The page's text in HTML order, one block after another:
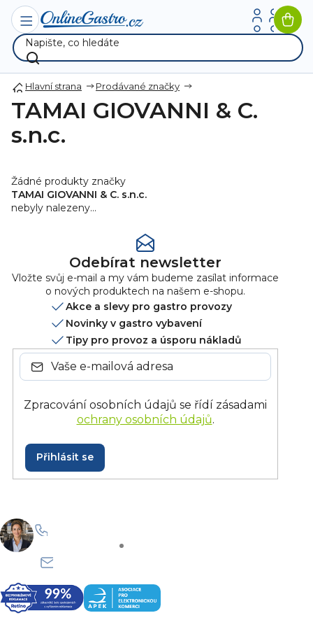
Přejít
obsah
Hlavní strana Prodávané značky
TAMAI GIOVANNI & C.
s.n.c.
Žádné produkty značky
TAMAI GIOVANNI & C. s.n.c.
nebyly nalezeny...
Odebírat newsletter
Vložte svůj e-mail a my vám budeme zasílat informace
o nových produktech na našem e-shopu.
Akce a slevy pro gastro provozy
Novinky v gastro vybavení
Tipy pro provoz a úsporu nákladů
Zpracování osobních údajů se řídí zásadami
ochrany osobních údajů.
Přihlásit se